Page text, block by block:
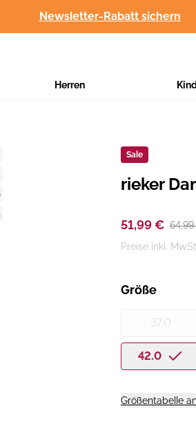
Newsletter-Rabatt sichern
Herren
Sale
Hersteller:
rieker
51,99 €
Preise inkl.
Größe
37.0
42.0
Größentabelle